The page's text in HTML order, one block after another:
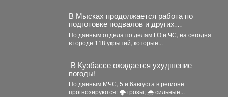
движения. С начала...
В Мысках продолжается работа по
подготовке подвалов и других
заглубленных помещений для укрытия
населения на случай возникновения
чрезвычайных ситуаций
По данным отдела по делам ГО и ЧС, на сегодня
в городе 118 укрытий, которые...
️ В Кузбассе ожидается ухудшение
погоды!
По данным МЧС, 5 и 6августа в регионе
прогнозируются: 🌩 грозы; 🌧 сильные...